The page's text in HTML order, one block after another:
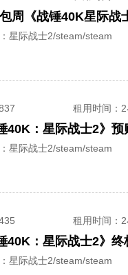
周《战锤40K星际战
星际战士2/steam/steam
租用时间 ：
40K：星际战士2》
星际战士2/steam/steam
租用时间 ：
40K：星际战士2》
星际战士2/steam/steam